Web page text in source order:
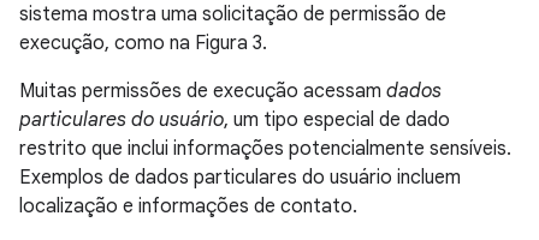
sistema mostra uma solicitação de permissão de
execução, como na Figura 3.
Muitas permissões de execução acessam dados
particulares do usuário, um tipo especial de dado
restrito que inclui informações potencialmente sensíveis.
Exemplos de dados particulares do usuário incluem
localização e informações de contato.